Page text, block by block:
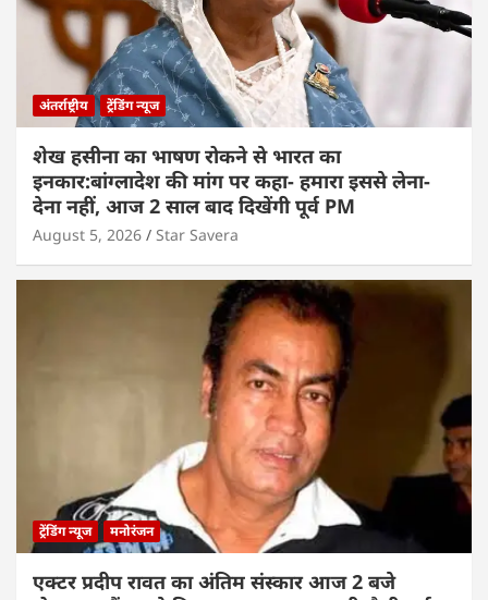
अंतर्राष्ट्रीय ट्रेंडिंग न्यूज
शेख हसीना का भाषण रोकने से भारत का
इनकार:बांग्लादेश की मांग पर कहा- हमारा इससे लेना-
देना नहीं, आज 2 साल बाद दिखेंगी पूर्व PM
August 5, 2026 Star Savera
ट्रेंडिंग न्यूज मनोरंजन
एक्टर प्रदीप रावत का अंतिम संस्कार आज 2 बजे